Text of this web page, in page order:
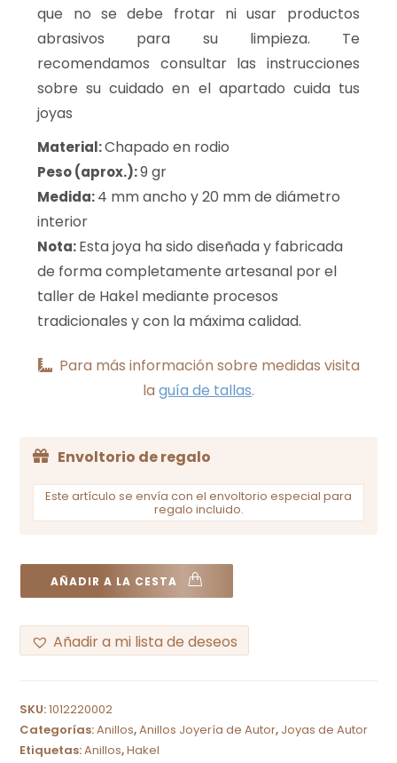
que no se debe frotar ni usar productos
abrasivos para su limpieza. Te
recomendamos consultar las instrucciones
sobre su cuidado en el apartado cuida tus
joyas
Material:Chapado en rodio
Peso (aprox.):9 gr
Medida:4 mm ancho y 20 mm de diámetro
interior
Nota:Esta joya ha sido diseñada y fabricada
de forma completamente artesanal por el
taller de Hakel mediante procesos
tradicionales y con la máxima calidad.
Para más información sobre medidas visita
laguía de tallas.
Envoltorio de regalo
Este artículo se envía con el envoltorio especial para
regalo incluido.
AÑADIR A LA CESTA
Añadir a mi lista de deseos
t
e
SKU:1012220002
Categorías:Anillos,Anillos Joyería de Autor, Joyas de Autor
Etiquetas:Anillos,Hakel